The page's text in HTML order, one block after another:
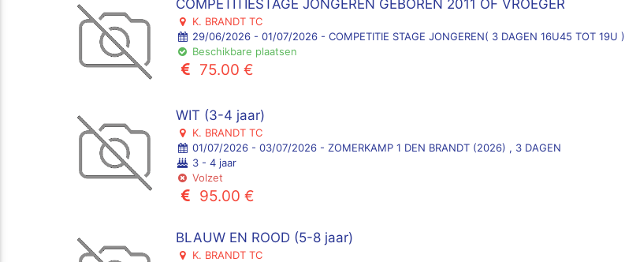
COMPETITIESTAGE JONGEREN GEBOREN 2011 OF VROEGER
K. BRANDT TC
29/06/2026 - 01/07/2026 - COMPETITIE STAGE JONGEREN( 3 DAGEN 16U45 TOT 19U )
Beschikbare plaatsen
75.00 €
WIT (3-4 jaar)
K. BRANDT TC
01/07/2026 - 03/07/2026 - ZOMERKAMP 1 DEN BRANDT (2026) , 3 DAGEN
3 - 4 jaar
Volzet
95.00 €
BLAUW EN ROOD (5-8 jaar)
K. BRANDT TC